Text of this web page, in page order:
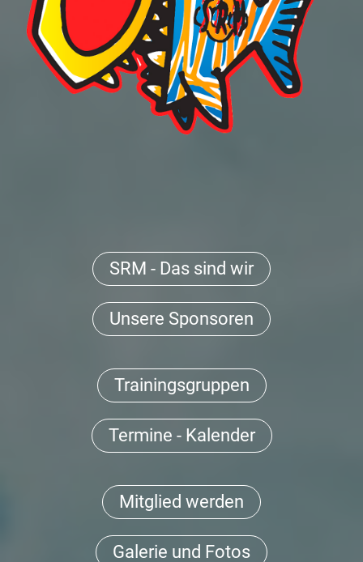
SRM - Das sind wir
Unsere Sponsoren
Trainingsgruppen
Termine - Kalender
Mitglied werden
Galerie und Fotos